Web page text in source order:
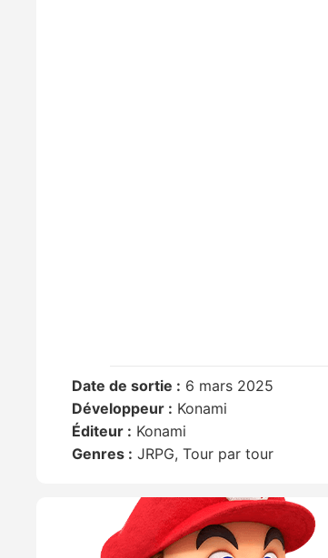
Date de sortie : 6 mars 2025
Développeur : Konami
Éditeur : Konami
Genres : JRPG, Tour par tour